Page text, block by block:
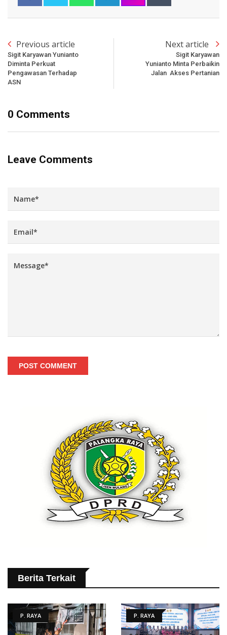
Previous article
Sigit Karyawan Yunianto
Diminta Perkuat
Pengawasan Terhadap
ASN
Next article
Sigit Karyawan
Yunianto Minta Perbaikin
Jalan Akses Pertanian
0 Comments
Leave Comments
POST COMMENT
Berita Terkait
P. RAYA P. RAYA